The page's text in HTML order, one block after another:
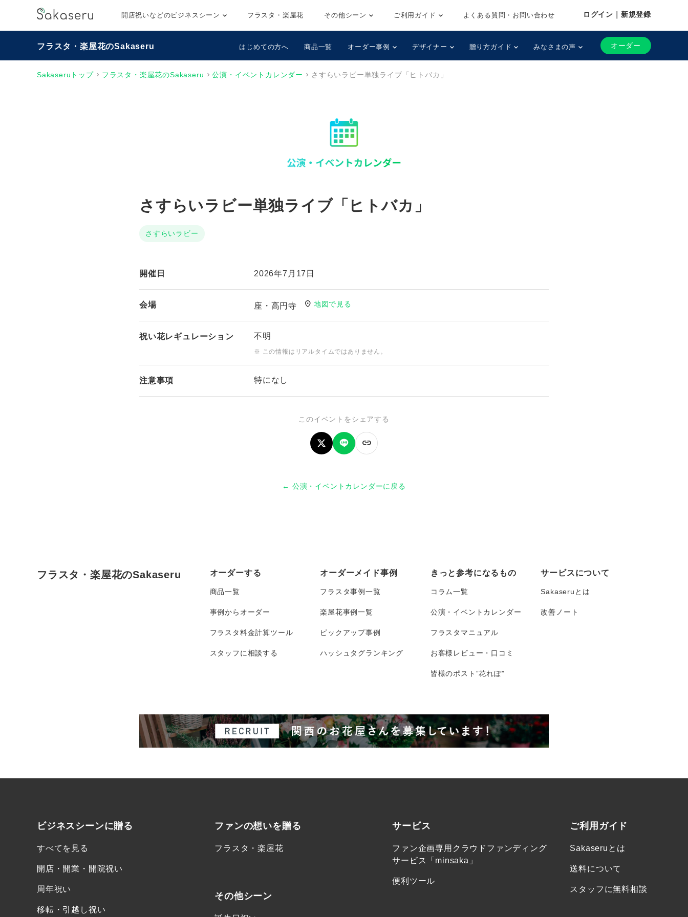
開店祝いなどのビジネスシーン フラスタ・楽屋花 その他シーン ご利用ガイド よくある質問・お問い合わせ ログイン｜新規登録
フラスタ・楽屋花のSakaseru はじめての方へ 商品一覧 オーダー事例 デザイナー 贈り方ガイド みなさまの声 オーダー
Sakaseruトップ フラスタ・楽屋花のSakaseru 公演・イベントカレンダー さすらいラビー単独ライブ「ヒトバカ」
さすらいラビー単独ライブ「ヒトバカ」
さすらいラビー
開催日 2026年7月17日
会場 座・高円寺 location_on 地図で見る
祝い花レギュレーション 不明
※ この情報はリアルタイムではありません。
注意事項 特になし
このイベントをシェアする
link
← 公演・イベントカレンダーに戻る
フラスタ・楽屋花のSakaseru オーダーする
商品一覧
事例からオーダー
フラスタ料金計算ツール
スタッフに相談する
オーダーメイド事例
フラスタ事例一覧
楽屋花事例一覧
ピックアップ事例
ハッシュタグランキング
きっと参考になるもの
コラム一覧
公演・イベントカレンダー
フラスタマニュアル
お客様レビュー・口コミ
皆様のポスト”花れぽ”
サービスについて
Sakaseruとは
改善ノート
ビジネスシーンに贈る
すべてを見る
開店・開業・開院祝い
周年祝い
移転・引越し祝い
ファンの想いを贈る
フラスタ・楽屋花
その他シーン
サービス
ファン企画専用クラウドファンディング
サービス「minsaka」
便利ツール
ご利用ガイド
Sakaseruとは
送料について
スタッフに無料相談